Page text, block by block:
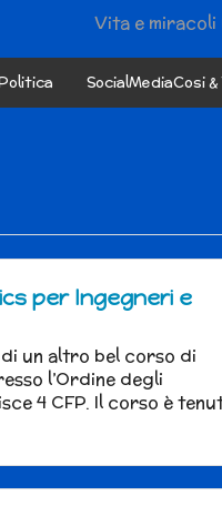
Vita e
SocialMediaCosi
per Ingegneri e
un altro bel corso di
l’Ordine degli
4 CFP. Il corso è